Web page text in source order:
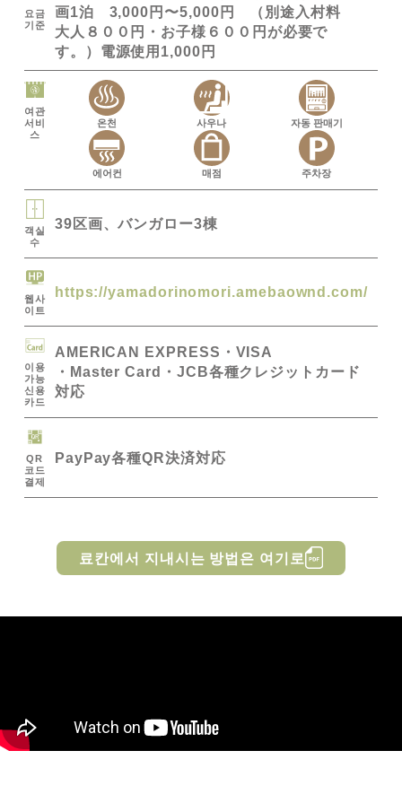
요금
기준
画1泊 3,000円〜5,000円 （別途入村料
大人８００円・お子様６００円が必要で
す。）電源使用1,000円
여관
서비
스
온천 사우나 자동 판매기
에어컨 매점 주차장
객실
수
39区画、バンガロー3棟
웹사
이트
https://yamadorinomori.amebaownd.com/
이용
가능
신용
카드
AMERICAN EXPRESS
VISA
Master Card
JCB各種クレジットカード
対応
QR
코드
결제
PayPay各種QR決済対応
료칸에서 지내시는 방법은 여기로